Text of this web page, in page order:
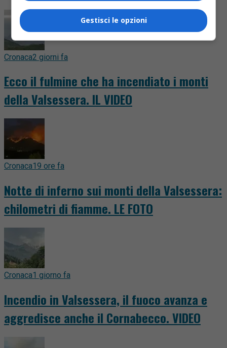
Cronaca2 giorni fa
Ecco il fulmine che ha incendiato i monti
della Valsessera. IL VIDEO
Cronaca19 ore fa
Notte di inferno sui monti della Valsessera:
chilometri di fiamme. LE FOTO
Cronaca1 giorno fa
Incendio in Valsessera, il fuoco avanza e
aggredisce anche il Cornabecco. VIDEO
Gestisci le opzioni